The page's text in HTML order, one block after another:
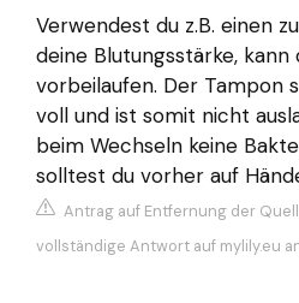
Verwendest du z.B. einen
deine Blutungsstärke,
vorbeilaufen. Der Tampon
voll und ist somit nicht
beim Wechseln keine
solltest du vorher auf
Antrag auf Entfernung der
vollständige Antwort auf mylily.eu